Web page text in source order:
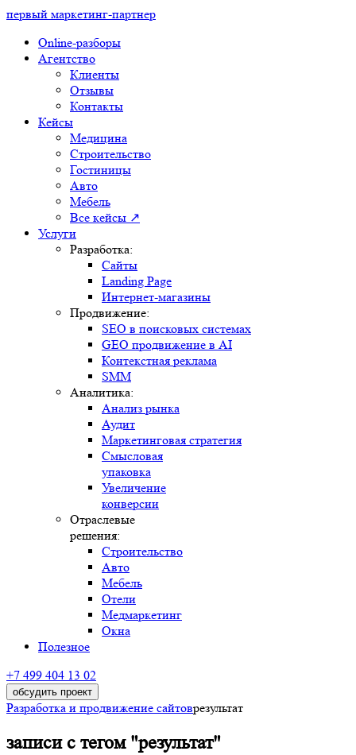
первый маркетинг-партнер
Online-разборы
Агентство
Клиенты
Отзывы
Контакты
Кейсы
Медицина
Строительство
Гостиницы
Авто
Мебель
Все кейсы ↗
Услуги
Разработка:
Сайты
Landing Page
Интернет-магазины
Продвижение:
SEO в поисковых системах
GEO продвижение в AI
Контекстная реклама
SMM
Аналитика:
Анализ рынка
Аудит
Маркетинговая стратегия
Смысловая
упаковка
Увеличение
конверсии
Отраслевые
решения:
Строительство
Авто
Мебель
Отели
Медмаркетинг
Окна
Полезное
+7 499 404 13 02
обсудить проект
Разработка и продвижение сайтоврезультат
записи с тегом "результат"